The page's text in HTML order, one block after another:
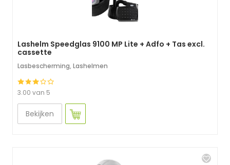
Lashelm Speedglas 9100 MP Lite + Adfo + Tas excl.
cassette
Lasbescherming, Lashelmen
3.00 van 5
Bekijken